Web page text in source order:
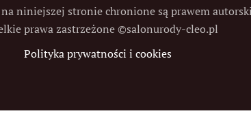
niniejszej stronie chronione są prawem
prawa zastrzeżone ©salonurody-cleo.pl
Polityka prywatności i cookies